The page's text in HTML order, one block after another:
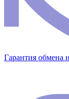
Гарантия обмена